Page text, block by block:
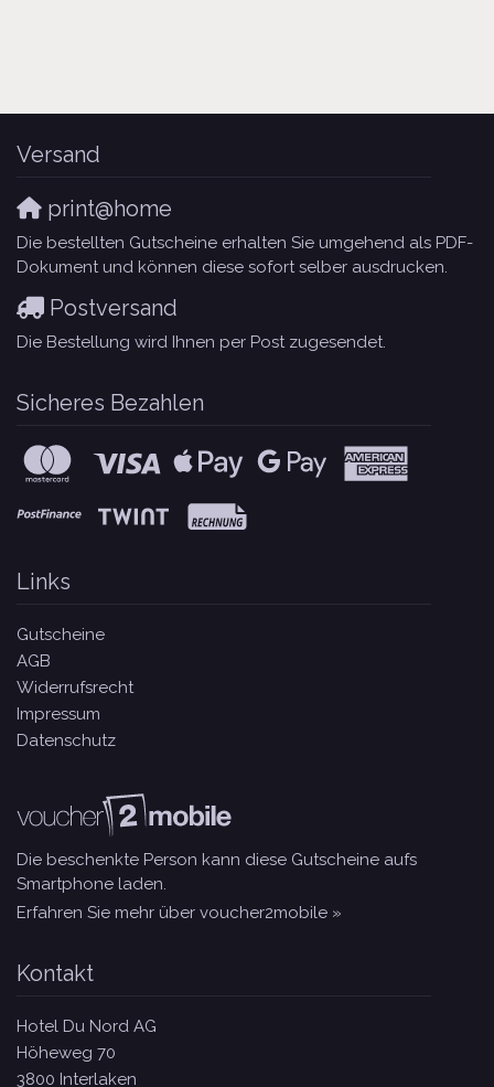
Versand
print@home
Die bestellten Gutscheine erhalten Sie umgehend als PDF-
Dokument und können diese sofort selber ausdrucken.
Postversand
Die Bestellung wird Ihnen per Post zugesendet.
Sicheres Bezahlen
Links
Gutscheine
AGB
Widerrufsrecht
Impressum
Datenschutz
Die beschenkte Person kann diese Gutscheine aufs
Smartphone laden.
Erfahren Sie mehr über voucher2mobile »
Kontakt
Hotel Du Nord AG
Höheweg 70
3800 Interlaken